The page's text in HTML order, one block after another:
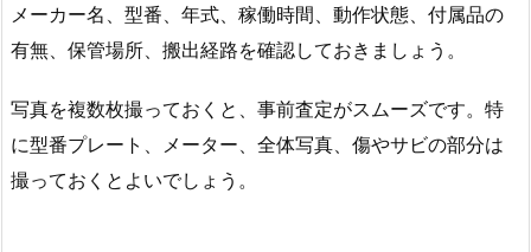
メーカー名、型番、年式、稼働時間、動作状態、付属品の
有無、保管場所、搬出経路を確認しておきましょう。
写真を複数枚撮っておくと、事前査定がスムーズです。特
に型番プレート、メーター、全体写真、傷やサビの部分は
撮っておくとよいでしょう。